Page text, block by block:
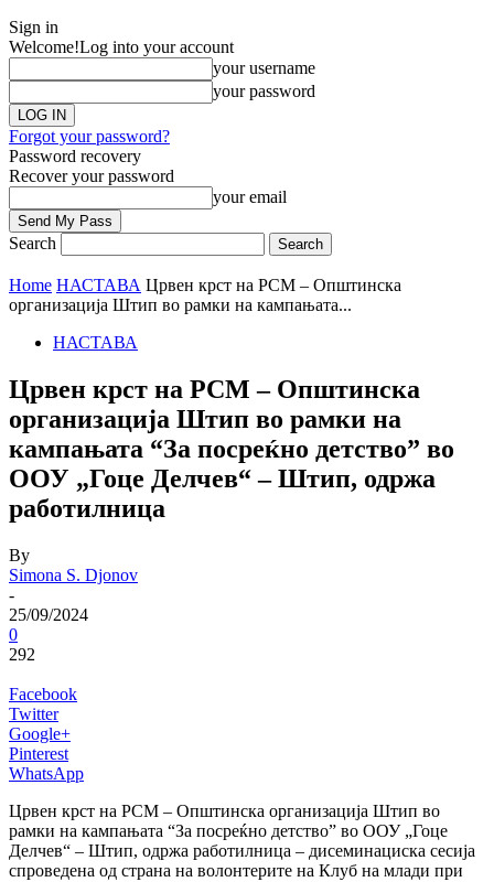
Sign in
Welcome!Log into your account
your username
your password
Forgot your password?
Password recovery
Recover your password
your email
Search
Home НАСТАВА Црвен крст на РСМ – Општинска
организација Штип во рамки на кампањата...
НАСТАВА
Црвен крст на РСМ – Општинска
организација Штип во рамки на
кампањата “За посреќно детство” во
ООУ „Гоце Делчев“ – Штип, одржа
работилница
By
Simona S. Djonov
-
25/09/2024
0
292
Facebook
Twitter
Google+
Pinterest
WhatsApp
Црвен крст на РСМ – Општинска организација Штип во
рамки на кампањата “За посреќно детство” во ООУ „Гоце
Делчев“ – Штип, одржа работилница – дисеминациска сесија
спроведена од страна на волонтерите на Клуб на млади при